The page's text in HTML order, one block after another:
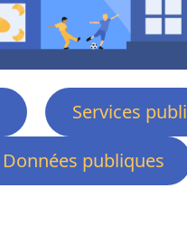
Services
Données publiques